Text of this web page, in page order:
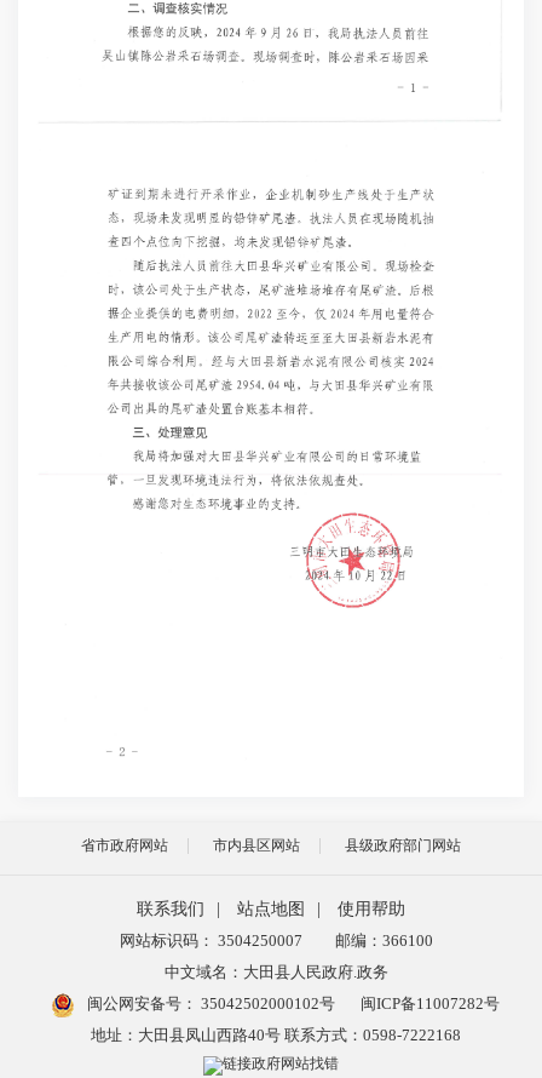
省市政府网站 市内县区网站 县级政府部门网站
联系我们 站点地图
使用帮助
网站标识码： 3504250007
邮编：366100
中文域名：大田县人民政府.政务
闽公网安备号： 35042502000102号
闽ICP备11007282号
地址：大田县凤山西路40号 联系方式：0598-7222168